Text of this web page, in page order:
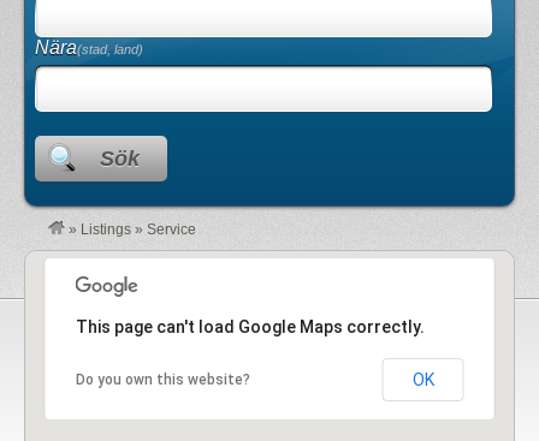
Nära(stad, land)
Sök
» Listings » Service
This page can't load Google Maps correctly.
Do you own this website? OK